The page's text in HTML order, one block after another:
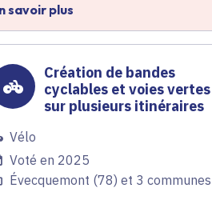
savoir plus
Création de bandes
cyclables et voies vertes
sur plusieurs itinéraires
Vélo
Voté en 2025
Évecquemont (78) et 3 communes